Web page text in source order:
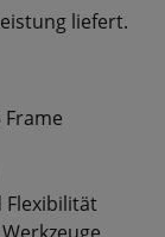
liefert.
Frame
Flexibilität